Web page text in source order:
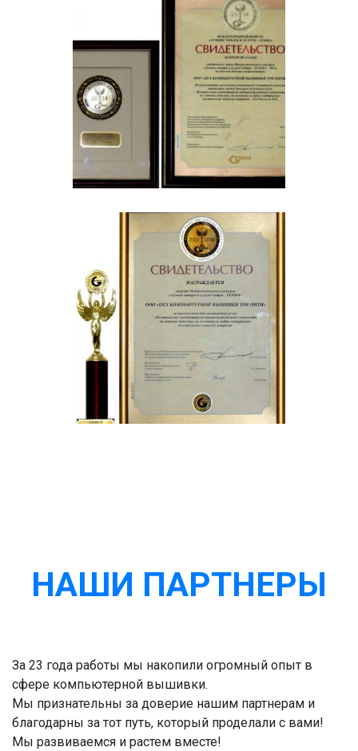
НАШИ ПАРТНЕРЫ
За 23 года работы мы накопили огромный опыт в
сфере компьютерной вышивки.
Мы признательны за доверие нашим партнерам и
благодарны за тот путь, который проделали с вами!
Мы развиваемся и растем вместе!